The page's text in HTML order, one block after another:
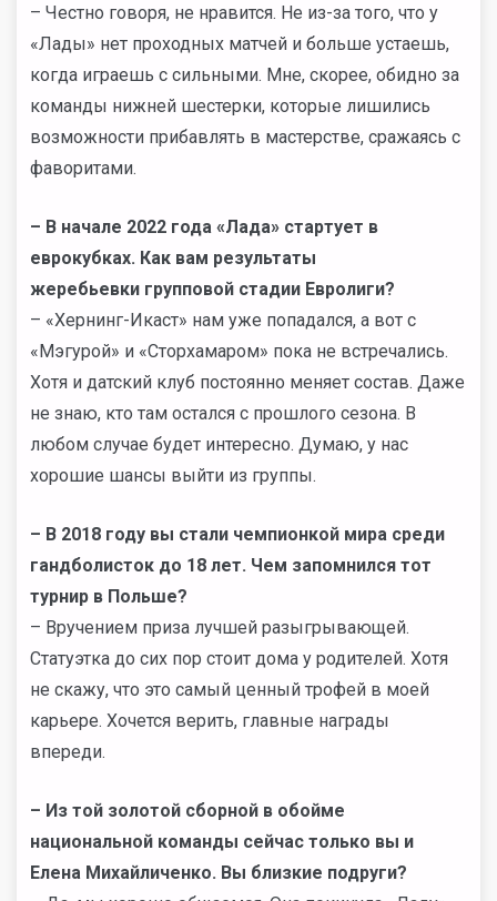
– Честно говоря, не нравится. Не из-за того, что у
«Лады» нет проходных матчей и больше устаешь,
когда играешь с сильными. Мне, скорее, обидно за
команды нижней шестерки, которые лишились
возможности прибавлять в мастерстве, сражаясь с
фаворитами.
– В начале 2022 года «Лада» стартует в
еврокубках. Как вам результаты
жеребьевки групповой стадии Евролиги?
– «Хернинг-Икаст» нам уже попадался, а вот с
«Мэгурой» и «Сторхамаром» пока не встречались.
Хотя и датский клуб постоянно меняет состав. Даже
не знаю, кто там остался с прошлого сезона. В
любом случае будет интересно. Думаю, у нас
хорошие шансы выйти из группы.
– В 2018 году вы стали чемпионкой мира среди
гандболисток до 18 лет. Чем запомнился тот
турнир в Польше?
– Вручением приза лучшей разыгрывающей.
Статуэтка до сих пор стоит дома у родителей. Хотя
не скажу, что это самый ценный трофей в моей
карьере. Хочется верить, главные награды
впереди.
– Из той золотой сборной в обойме
национальной команды сейчас только вы и
Елена Михайличенко. Вы близкие подруги?